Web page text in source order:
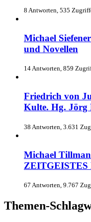
8 Antworten, 535
Michael
und Novellen
14 Antworten, 859
Friedrich von
Kulte. Hg. Jörg
38 Antworten, 3.631
Michael
ZEITGEISTES
67 Antworten, 9.767
Themen-